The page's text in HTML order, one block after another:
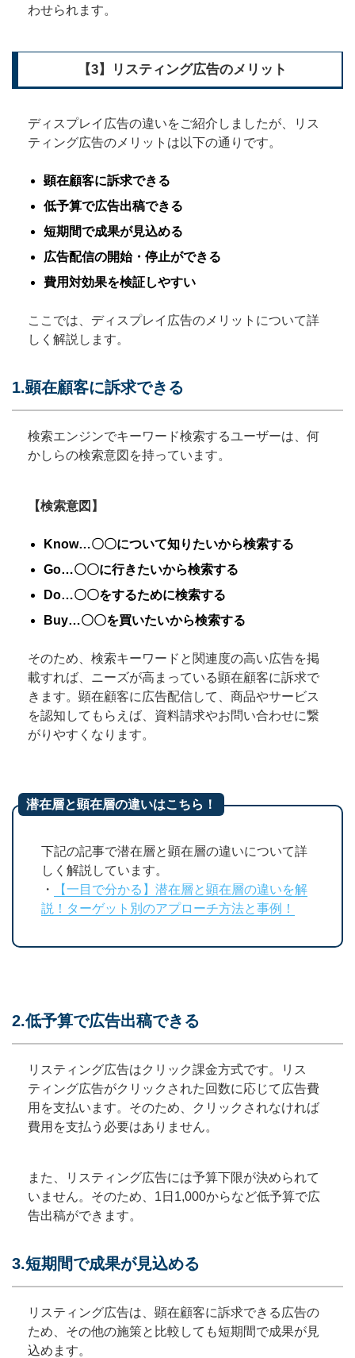
わせられます。
【3】リスティング広告のメリット
ディスプレイ広告の違いをご紹介しましたが、リス
ティング広告のメリットは以下の通りです。
顕在顧客に訴求できる
低予算で広告出稿できる
短期間で成果が見込める
広告配信の開始・停止ができる
費用対効果を検証しやすい
ここでは、ディスプレイ広告のメリットについて詳
しく解説します。
1.顕在顧客に訴求できる
検索エンジンでキーワード検索するユーザーは、何
かしらの検索意図を持っています。
【検索意図】
Know…〇〇について知りたいから検索する
Go…〇〇に行きたいから検索する
Do…〇〇をするために検索する
Buy…〇〇を買いたいから検索する
そのため、検索キーワードと関連度の高い広告を掲
載すれば、ニーズが高まっている顕在顧客に訴求で
きます。顕在顧客に広告配信して、商品やサービス
を認知してもらえば、資料請求やお問い合わせに繋
がりやすくなります。
潜在層と顕在層の違いはこちら！
下記の記事で潜在層と顕在層の違いについて詳
しく解説しています。
・
【一目で分かる】潜在層と顕在層の違いを解
説！ターゲット別のアプローチ方法と事例！
2.低予算で広告出稿できる
リスティング広告はクリック課金方式です。リス
ティング広告がクリックされた回数に応じて広告費
用を支払います。そのため、クリックされなければ
費用を支払う必要はありません。
また、リスティング広告には予算下限が決められて
いません。そのため、1日1,000からなど低予算で広
告出稿ができます。
3.短期間で成果が見込める
リスティング広告は、顕在顧客に訴求できる広告の
ため、その他の施策と比較しても短期間で成果が見
込めます。